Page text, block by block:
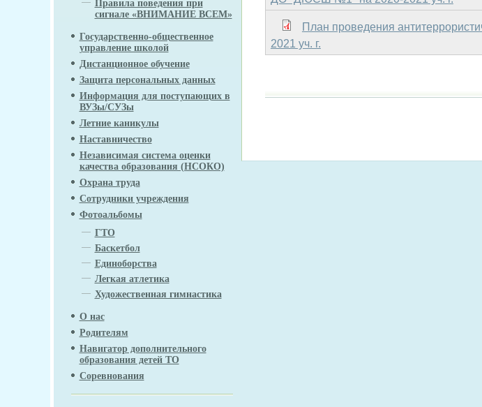
Правила поведения при
сигнале «ВНИМАНИЕ ВСЕМ»
Государственно-общественное
управление школой
Дистанционное обучение
Защита персональных данных
Информация для поступающих в
ВУЗы/СУЗы
Летние каникулы
Наставничество
Независимая система оценки
качества образования (НСОКО)
Охрана труда
Сотрудники учреждения
Фотоальбомы
ГТО
Баскетбол
Единоборства
Легкая атлетика
Художественная гимнастика
О нас
Родителям
Навигатор дополнительного
образования детей ТО
Соревнования
План проведения
2021 уч. г.